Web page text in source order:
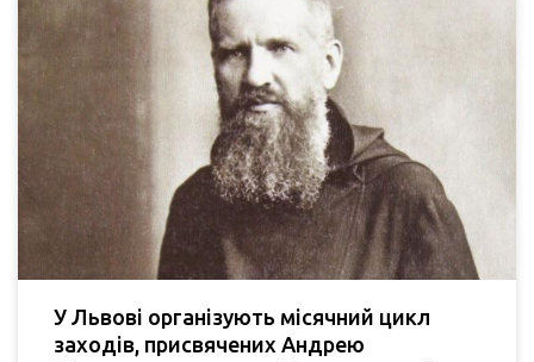
У Львові організують місячний цикл
заходів, присвячених Андрею